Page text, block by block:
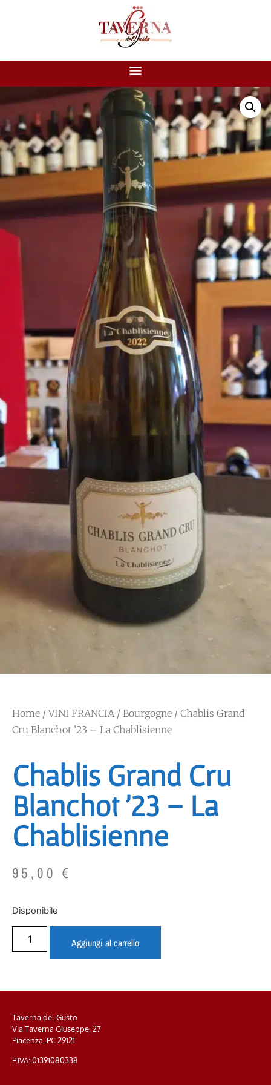
Home /VINI FRANCIA / Bourgogne / Chablis Grand
Cru Blanchot ’23 – La Chablisienne
Chablis Grand Cru
Blanchot ’23 – La
Chablisienne
95,00€
Disponibile
Aggiungi al carrello
Taverna del Gusto
Via Taverna Giuseppe, 27
Piacenza, PC29121
P.IVA: 01391080338